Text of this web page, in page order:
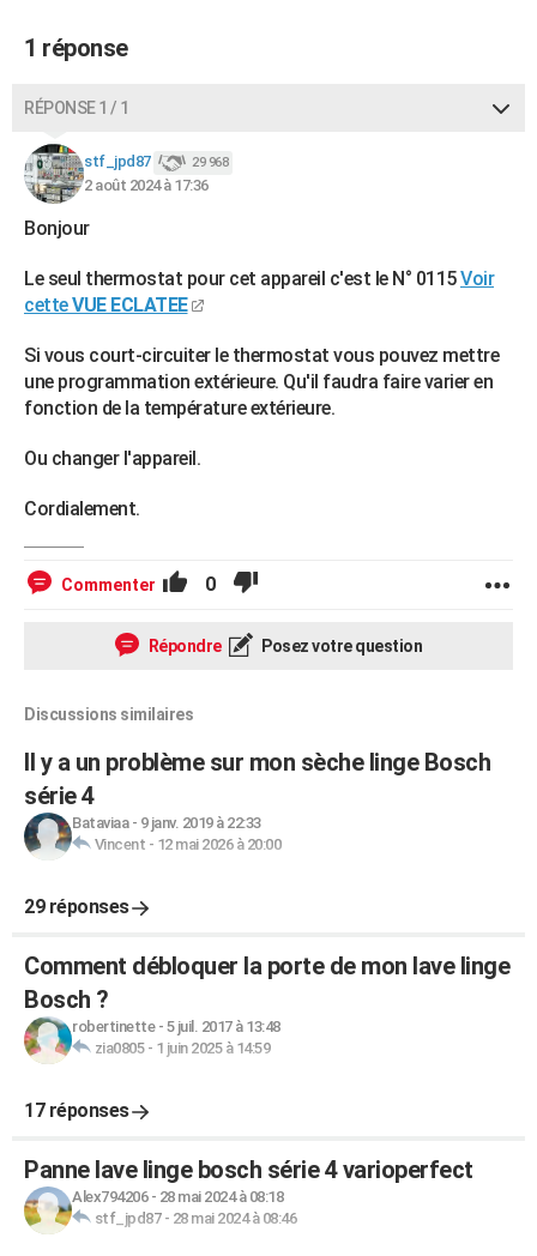
COPAINS D'AVANT
Bricolage
Lifestyle
Culture
Sport
Auto
Television
Voyage
Cinema
1 réponse
RÉPONSE 1 / 1
stf_jpd87 29 968
2 août 2024 à 17:36
Bonjour
Le seul thermostat pour cet appareil c'est le N° 0115Voir
cetteVUE ECLATEE
Si vous court-circuiter le thermostat vous pouvez mettre
une programmation extérieure. Qu'il faudra faire varier en
fonction de la température extérieure.
Ou changer l'appareil.
Cordialement.
Commenter 0
Répondre Posez votre question
Discussions similaires
Il y a un problème sur mon sèche linge Bosch
série 4
Bataviaa- 9 janv. 2019 à 22:33
Vincent - 12 mai 2026 à 20:00
29 réponses
Comment débloquer la porte de mon lave linge
Bosch ?
robertinette- 5 juil. 2017 à 13:48
zia0805- 1 juin 2025 à 14:59
17 réponses
Panne lave linge bosch série 4 varioperfect
Alex794206- 28 mai 2024 à 08:18
stf_jpd87- 28 mai 2024 à 08:46